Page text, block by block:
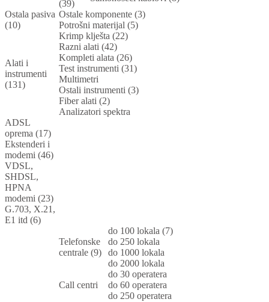
(39)
Ostala pasiva
(10)
Ostale komponente (3)
Potrošni materijal (5)
Alati i
instrumenti
(131)
Krimp klješta (22)
Razni alati (42)
Kompleti alata (26)
Test instrumenti (31)
Multimetri
Ostali instrumenti (3)
Fiber alati (2)
Analizatori spektra
ADSL
oprema (17)
Ekstenderi i
modemi (46)
VDSL,
SHDSL,
HPNA
modemi (23)
G.703, X.21,
E1 itd (6)
Telefonske
centrale (9)
do 100 lokala (7)
do 250 lokala
do 1000 lokala
do 2000 lokala
Call centri
do 30 operatera
do 60 operatera
do 250 operatera